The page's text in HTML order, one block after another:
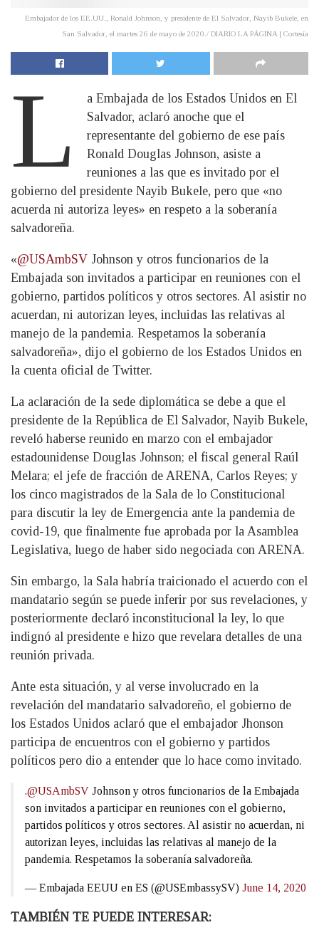
Embajador de los EE.UU., Ronald Johnson, y presidente de El Salvador, Nayib Bukele, en
San Salvador, el martes 26 de mayo de 2020./ DIARIO LA PÁGINA | Cortesía
L
a Embajada de los Estados Unidos en El
Salvador, aclaró anoche que el
representante del gobierno de ese país
Ronald Douglas Johnson, asiste a
reuniones a las que es invitado por el
gobierno del presidente Nayib Bukele, pero que «no
acuerda ni autoriza leyes» en respeto a la soberanía
salvadoreña.
«@USAmbSV Johnson y otros funcionarios de la
Embajada son invitados a participar en reuniones con el
gobierno, partidos políticos y otros sectores. Al asistir no
acuerdan, ni autorizan leyes, incluidas las relativas al
manejo de la pandemia. Respetamos la soberanía
salvadoreña», dijo el gobierno de los Estados Unidos en
la cuenta oficial de Twitter.
La aclaración de la sede diplomática se debe a que el
presidente de la República de El Salvador, Nayib Bukele,
reveló haberse reunido en marzo con el embajador
estadounidense Douglas Johnson; el fiscal general Raúl
Melara; el jefe de fracción de ARENA, Carlos Reyes; y
los cinco magistrados de la Sala de lo Constitucional
para discutir la ley de Emergencia ante la pandemia de
covid-19, que finalmente fue aprobada por la Asamblea
Legislativa, luego de haber sido negociada con ARENA.
Sin embargo, la Sala habría traicionado el acuerdo con el
mandatario según se puede inferir por sus revelaciones, y
posteriormente declaró inconstitucional la ley, lo que
indignó al presidente e hizo que revelara detalles de una
reunión privada.
Ante esta situación, y al verse involucrado en la
revelación del mandatario salvadoreño, el gobierno de
los Estados Unidos aclaró que el embajador Jhonson
participa de encuentros con el gobierno y partidos
políticos pero dio a entender que lo hace como invitado.
.@USAmbSV Johnson y otros funcionarios de la Embajada
son invitados a participar en reuniones con el gobierno,
partidos políticos y otros sectores. Al asistir no acuerdan, ni
autorizan leyes, incluidas las relativas al manejo de la
pandemia. Respetamos la soberanía salvadoreña.
— Embajada EEUU en ES (@USEmbassySV) June 14, 2020
TAMBIÉN TE PUEDE INTERESAR: